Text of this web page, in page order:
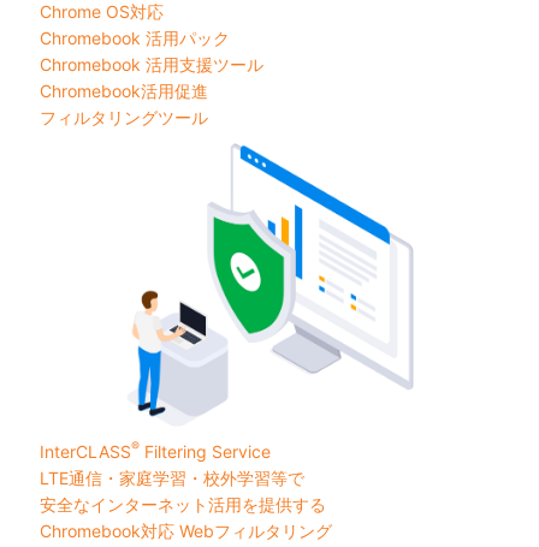
Chrome OS対応
Chromebook 活用パック
Chromebook 活用支援ツール
Chromebook活用促進
フィルタリングツール
InterCLASS®︎ Filtering Service
LTE通信・家庭学習・校外学習等で
安全なインターネット活用を提供する
Chromebook対応 Webフィルタリング